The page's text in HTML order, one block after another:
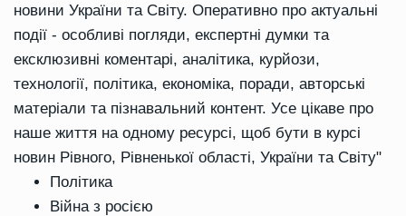
новини України та Світу. Оперативно про актуальні
події - особливі погляди, експертні думки та
ексклюзивні коментарі, аналітика, курйози,
технології, політика, економіка, поради, авторські
матеріали та пізнавальний контент. Усе цікаве про
наше життя на одному ресурсі, щоб бути в курсі
новин Рівного, Рівненької області, України та Світу"
Політика
Війна з росією